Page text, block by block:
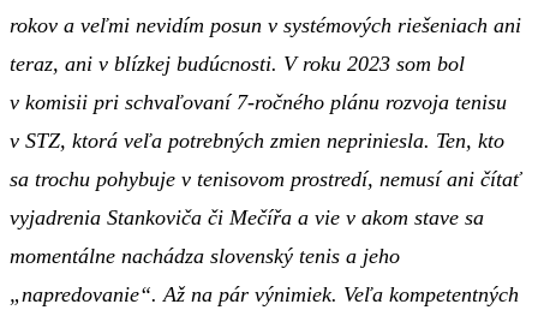
rokov a veľmi nevidím posun v systémových riešeniach ani
teraz, ani v blízkej budúcnosti. V roku 2023 som bol
v komisii pri schvaľovaní 7-ročného plánu rozvoja tenisu
v STZ, ktorá veľa potrebných zmien nepriniesla. Ten, kto
sa trochu pohybuje v tenisovom prostredí, nemusí ani čítať
vyjadrenia Stankoviča či Mečířa a vie v akom stave sa
momentálne nachádza slovenský tenis a jeho
„napredovanie“. Až na pár výnimiek. Veľa kompetentných